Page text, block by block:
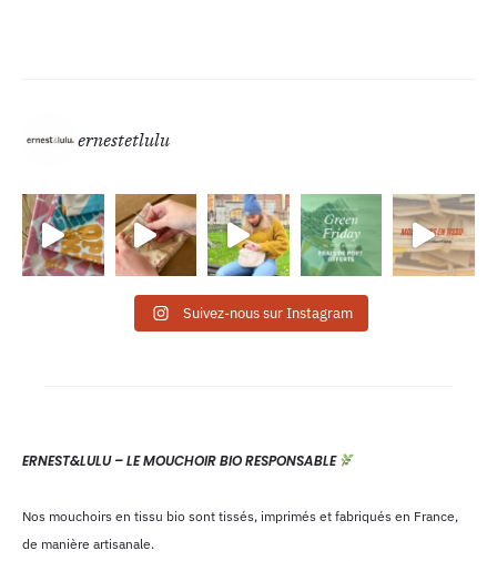
ernestetlulu
Suivez-nous sur Instagram
ERNEST&LULU – LE MOUCHOIR BIO RESPONSABLE
Nos mouchoirs en tissu bio sont tissés, imprimés et fabriqués en France,
de manière artisanale.